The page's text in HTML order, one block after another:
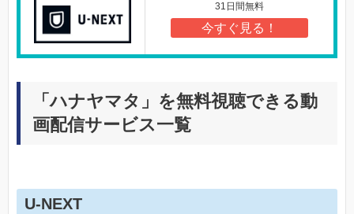
31日間無料
今すぐ見る！
「ハナヤマタ」を無料視聴できる動
画配信サービス一覧
U-NEXT